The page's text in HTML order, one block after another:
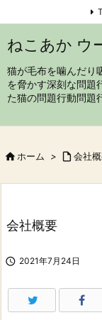
ねこあか ウ
猫が毛布を噛んだり
を脅かす深刻な問題
た猫の問題行動問題
ホーム >  会社
会社概要
 2021年7月24日